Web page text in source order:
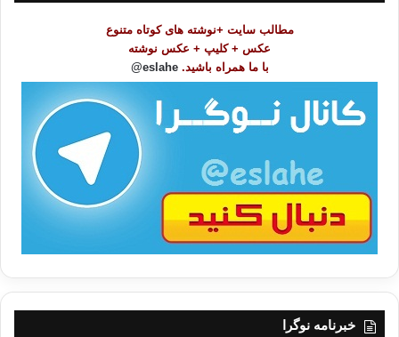
مطالب سایت +نوشته های کوتاه متنوع
عکس + کلیپ + عکس نوشته
با ما همراه باشید. eslahe@
خبرنامه نوگرا